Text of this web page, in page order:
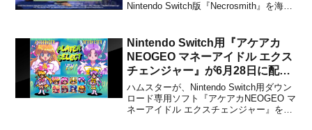
Nintendo Switch版『Necrosmith』を海外
格は$7.99に設定されており、ゲームは日
本語...
Nintendo Switch用『アケアカ
NEOGEO マネーアイドル エクス
チェンジャー』が6月28日に配信
決定！
ハムスターが、Nintendo Switch用ダウン
ロード専用ソフト『アケアカNEOGEO マ
ネーアイドル エクスチェンジャー』を